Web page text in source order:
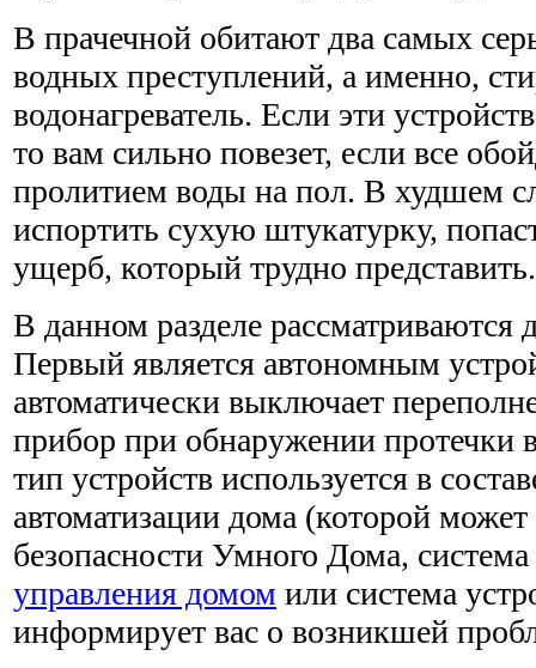
В прачечной обитают два самых
водных преступлений, а именно,
водонагреватель. Если эти
то вам сильно повезет, если все
пролитием воды на пол. В худшем
испортить сухую штукатурку,
ущерб, который трудно представить.
В данном разделе рассматриваются
Первый является авто­номным
автоматически выключает
прибор при обнаружении протечки
тип устройств используется в
автоматизации дома (которой
безопасности Умного Дома, система
управления домом или система
информирует вас о возникшей